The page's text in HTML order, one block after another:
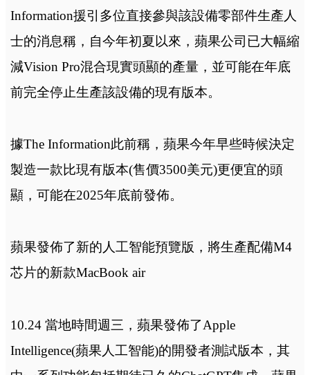
Information援引多位直接參與該設備零部件生產人
士的消息稱，自今年初夏以來，蘋果公司已大幅縮
減Vision Pro混合現實頭顯的產量，並可能在年底
前完全停止生產該設備的現有版本。
據The Information此前稱，蘋果今年早些時候決定
製造一款比現有版本(售價3500美元)更便宜的頭
顯，可能在2025年底前發佈。
蘋果發佈了新的人工智能預覽版，將生產配備M4
芯片的新款MacBook air
10.24 當地時間週三，蘋果發佈了Apple
Intelligence(蘋果人工智能)的開發者測試版本，其